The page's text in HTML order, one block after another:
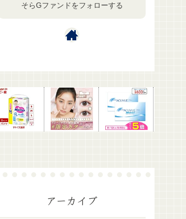
そらGファンドをフォローする
アーカイブ